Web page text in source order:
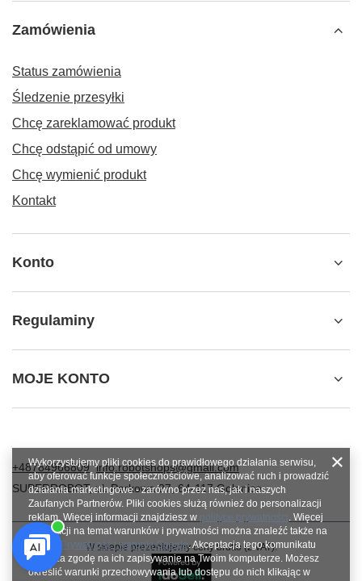
Zamówienia
Status zamówienia
Śledzenie przesyłki
Chcę zareklamować produkt
Chcę odstąpić od umowy
Chcę wymienić produkt
Kontakt
Konto
Regulaminy
MOJE KONTO
+48784966809 info.robotshops@gmail.com
SUPERROBOT,ul. Parkowa 27,64-117Gołanice
W sklepie prezentujemy ceny brutto (z VAT).
Wykorzystujemy pliki cookies do prawidłowego działania serwisu,
aby oferować funkcje społecznościowe, analizować ruch i prowadzić
działania marketingowe - zarówno przez nas, jak i naszych
Zaufanych Partnerów. Pliki cookies służą również do personalizacji
reklam. Więcej informacji znajdziesz w polityce prywatności. Więcej
informacji na temat warunków i prywatności można znaleźć także na
stronie Prywatność i warunki Google. Akceptacja tego komunikatu
oznacza zgodę na ich zapisywanie na Twoim komputerze. Możesz
określić warunki przechowywania lub dostępu do nich klikając w